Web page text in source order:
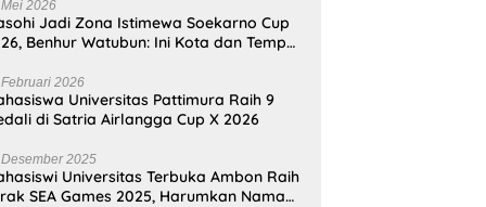
Mei 2026
Jadi Zona Istimewa Soekarno Cup
Benhur Watubun: Ini Kota dan Tempat
Februari 2026
Universitas Pattimura Raih 9
di Satria Airlangga Cup X 2026
2025
Universitas Terbuka Ambon Raih
SEA Games 2025, Harumkan Nama